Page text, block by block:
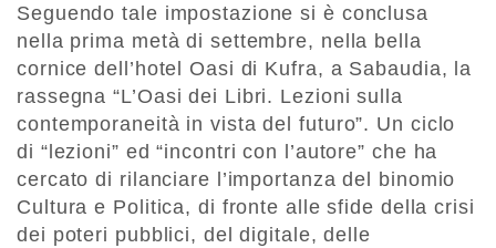
Seguendo tale impostazione si è conclusa
nella prima metà di settembre, nella bella
cornice dell’hotel Oasi di Kufra, a Sabaudia, la
rassegna “L’Oasi dei Libri. Lezioni sulla
contemporaneità in vista del futuro”. Un ciclo
di “lezioni” ed “incontri con l’autore” che ha
cercato di rilanciare l’importanza del binomio
Cultura e Politica, di fronte alle sfide della crisi
dei poteri pubblici, del digitale, delle